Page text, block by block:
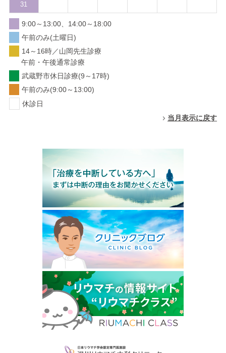
31
9:00～13:00、14:00～18:00
午前のみ(土曜日)
14～16時／山岡先生診療
午前・午後通常診療
武蔵野市休日診療(9～17時)
午前のみ(9:00～13:00)
休診日
当月表示に戻す